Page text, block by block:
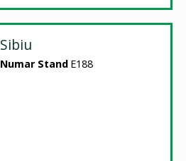
Sibiu
Numar Stand E188